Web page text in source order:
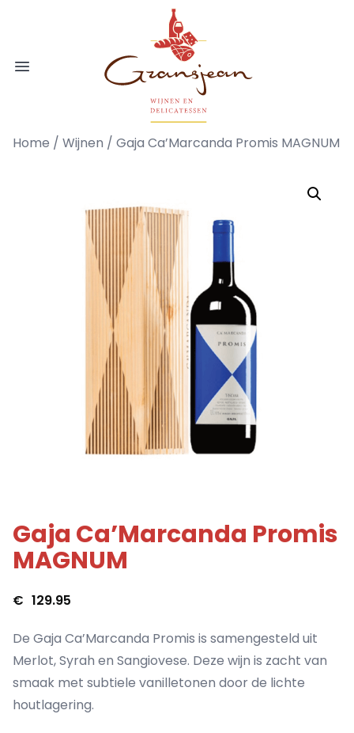
Open menu
Gransjean - Wijn - Broodjes -
Home / Wijnen / Gaja Ca’Marcanda Promis MAGNUM
Gaja Ca’Marcanda Promis
MAGNUM
€ 129.95
De Gaja Ca’Marcanda Promis is samengesteld uit
Merlot, Syrah en Sangiovese. Deze wijn is zacht van
smaak met subtiele vanilletonen door de lichte
houtlagering.